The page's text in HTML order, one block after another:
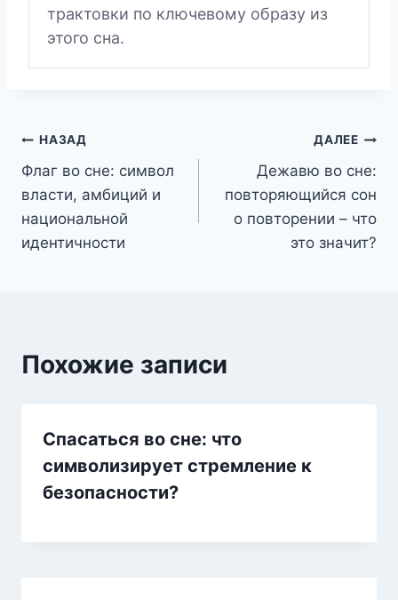
трактовки по ключевому образу из
этого сна.
Навигация
по
записям
НАЗАД
Флаг во сне: символ
власти, амбиций и
национальной
идентичности
ДАЛЕЕ
Дежавю во сне:
повторяющийся сон
о повторении – что
это значит?
Похожие записи
Спасаться во сне: что
символизирует стремление к
безопасности?